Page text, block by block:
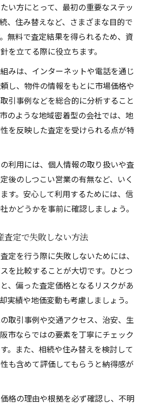
定無料サービスのメリットと注意
たい不動産査定の注意点
定無料サービス利用時の確認事項
不動産査定を依頼するポイント
で気をつけたい情報提供のコツ
定でトラブルを避けるための注意
定無料サービスで価格の根拠を学
見極める不動産査定の使い方
ビスで得られる価格情報の活用術
定の結果を資産計画に活かす方法
え時の不動産査定ポイント
立つ不動産査定無料サービスの選
時に知っておくべき査定の活用法
定で相続や売却の準備を進めるコ
ビス利用で安心の住み替えを実現
い方にとって、最初の重要なステッ
、住み替えなど、さまざまな目的で
無料で査定結果を得られるため、資
を立てる際に役立ちます。
みは、インターネットや電話を通じ
し、物件の情報をもとに市場価格や
引事例などを総合的に分析すること
のような地域密着型の会社では、地
を反映した査定を受けられる点が特
利用には、個人情報の取り扱いや査
後のしつこい営業の有無など、いく
す。安心して利用するためには、信
かどうかを事前に確認しましょう。
査定で失敗しない方法
定を行う際に失敗しないためには、
を比較することが大切です。ひとつ
、偏った査定価格となるリスクがあ
実績や地価変動も考慮しましょう。
取引事例や交通アクセス、治安、生
市ならではの要素を丁寧にチェック
。また、相続や住み替えを検討して
も含めて評価してもらうと納得感が
格の理由や根拠を必ず確認し、不明